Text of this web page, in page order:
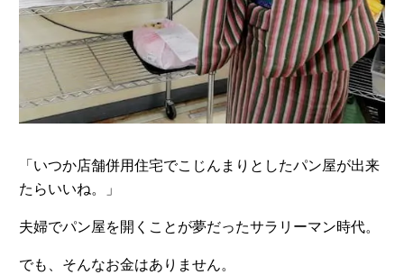
「いつか店舗併用住宅でこじんまりとしたパン屋が出来
たらいいね。」
夫婦でパン屋を開くことが夢だったサラリーマン時代。
でも、そんなお金はありません。